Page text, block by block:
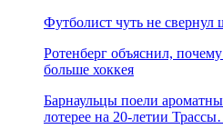
Футболист чуть не свернул
Ротенберг объяснил,
больше хоккея
Барнаульцы поели
лотерее на 20-летии